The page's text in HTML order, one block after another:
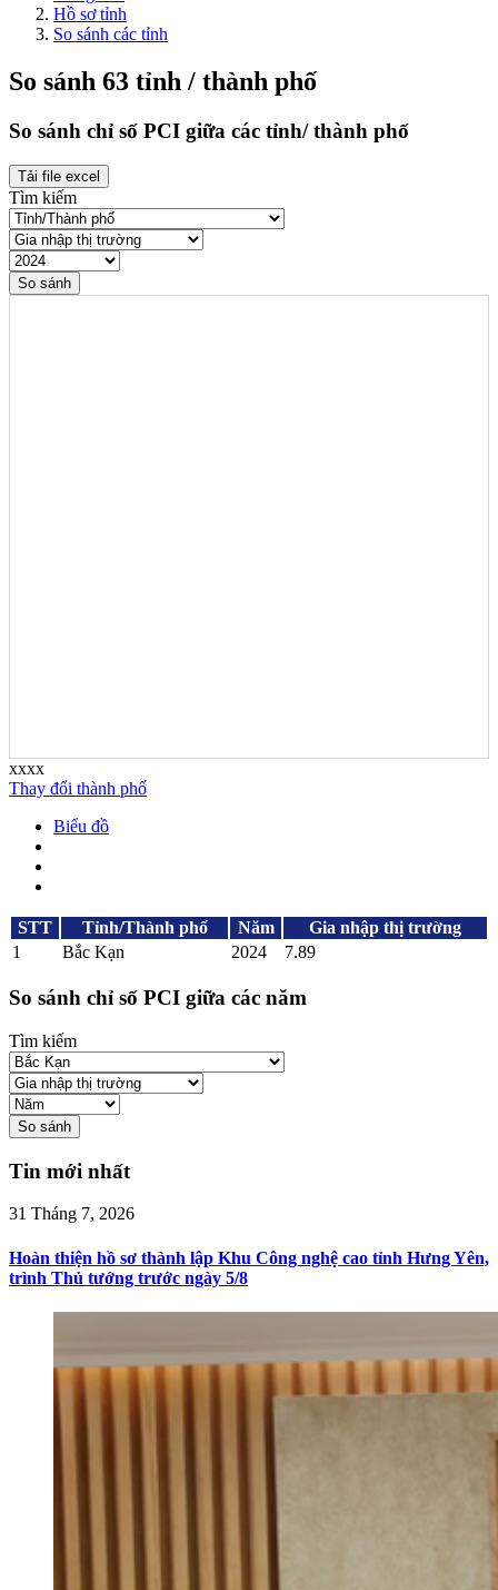
Hồ sơ tỉnh
So sánh các tỉnh
So sánh 63 tỉnh / thành phố
So sánh chỉ số PCI giữa các tỉnh/ thành phố
Tải file excel
Tìm kiếm
So sánh
xxxx
Thay đổi thành phố
Biểu đồ
STT Tỉnh/Thành phố Năm
Gia nhập thị trường
1
Bắc Kạn 2024 7.89
So sánh chỉ số PCI giữa các năm
Tìm kiếm
So sánh
Tin mới nhất
31 Tháng 7, 2026
Hoàn thiện hồ sơ thành lập Khu Công nghệ cao tỉnh Hưng Yên,
trình Thủ tướng trước ngày 5/8